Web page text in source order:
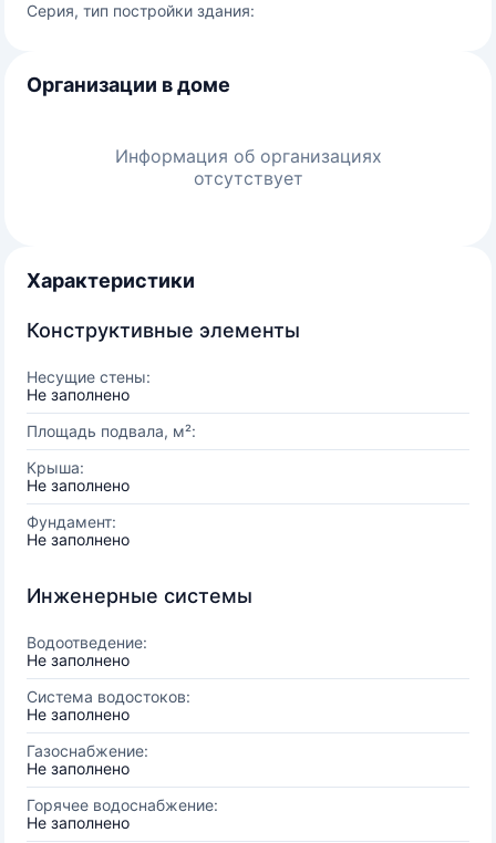
Серия, тип постройки здания:
Организации в доме
Информация об организациях
отсутствует
Характеристики
Конструктивные элементы
Несущие стены:
Не заполнено
Площадь подвала, м²:
Крыша:
Не заполнено
Фундамент:
Не заполнено
Инженерные системы
Водоотведение:
Не заполнено
Система водостоков:
Не заполнено
Газоснабжение:
Не заполнено
Горячее водоснабжение:
Не заполнено